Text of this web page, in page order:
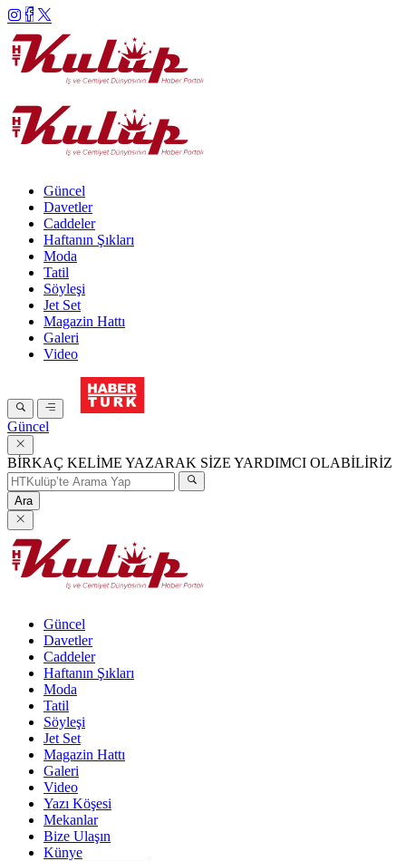
Güncel
Davetler
Caddeler
Haftanın Şıkları
Moda
Tatil
Söyleşi
Jet Set
Magazin Hattı
Galeri
Video
Güncel
BİRKAÇ KELİME YAZARAK SİZE YARDIMCI OLABİLİRİZ
Ara
Güncel
Davetler
Caddeler
Haftanın Şıkları
Moda
Tatil
Söyleşi
Jet Set
Magazin Hattı
Galeri
Video
Yazı Köşesi
Mekanlar
Bize Ulaşın
Künye